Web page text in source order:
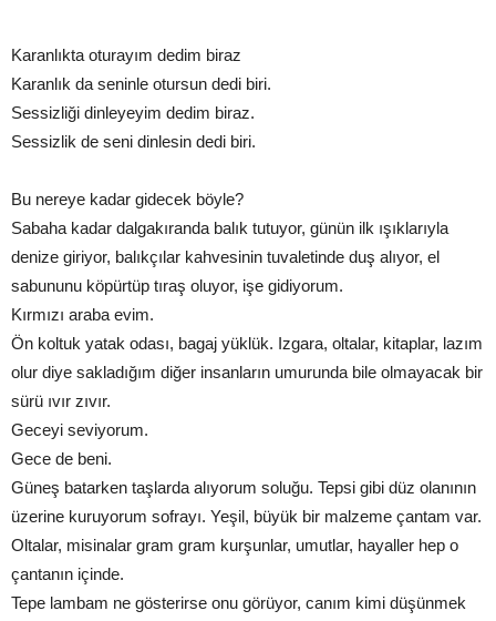
Karanlıkta oturayım dedim biraz
Karanlık da seninle otursun dedi biri.
Sessizliği dinleyeyim dedim biraz.
Sessizlik de seni dinlesin dedi biri.
Bu nereye kadar gidecek böyle?
Sabaha kadar dalgakıranda balık tutuyor, günün ilk ışıklarıyla
denize giriyor, balıkçılar kahvesinin tuvaletinde duş alıyor, el
sabununu köpürtüp tıraş oluyor, işe gidiyorum.
Kırmızı araba evim.
Ön koltuk yatak odası, bagaj yüklük. Izgara, oltalar, kitaplar, lazım
olur diye sakladığım diğer insanların umurunda bile olmayacak bir
sürü ıvır zıvır.
Geceyi seviyorum.
Gece de beni.
Güneş batarken taşlarda alıyorum soluğu. Tepsi gibi düz olanının
üzerine kuruyorum sofrayı. Yeşil, büyük bir malzeme çantam var.
Oltalar, misinalar gram gram kurşunlar, umutlar, hayaller hep o
çantanın içinde.
Tepe lambam ne gösterirse onu görüyor, canım kimi düşünmek